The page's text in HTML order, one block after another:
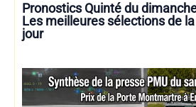
Pronostics Quinté du
Les meilleures sélections de
jour